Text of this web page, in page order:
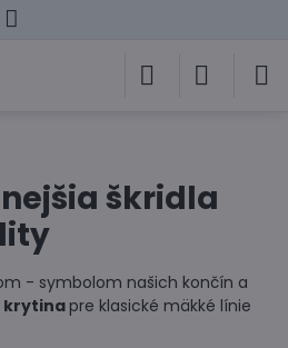
škridla
- symbolom našich končín a
krytina pre klasické mäkké línie